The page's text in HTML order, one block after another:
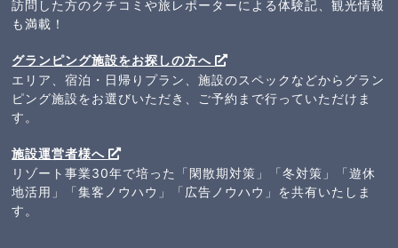
訪問した方のクチコミや旅レポーターによる体験記、観光情報
も満載！
グランピング施設をお探しの方へ
エリア、宿泊・日帰りプラン、施設のスペックなどからグラン
ピング施設をお選びいただき、ご予約まで行っていただけま
す。
施設運営者様へ
リゾート事業30年で培った「閑散期対策」「冬対策」「遊休
地活用」「集客ノウハウ」「広告ノウハウ」を共有いたしま
す。